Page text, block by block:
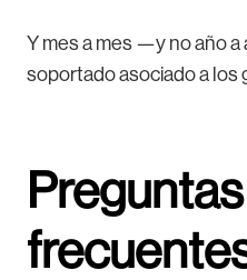
Y mes a mes —y no año
soportado asociado a los
Preguntas